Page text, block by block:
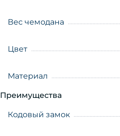
Вес чемодана
Цвет
Материал
Преимущества
Кодовый замок